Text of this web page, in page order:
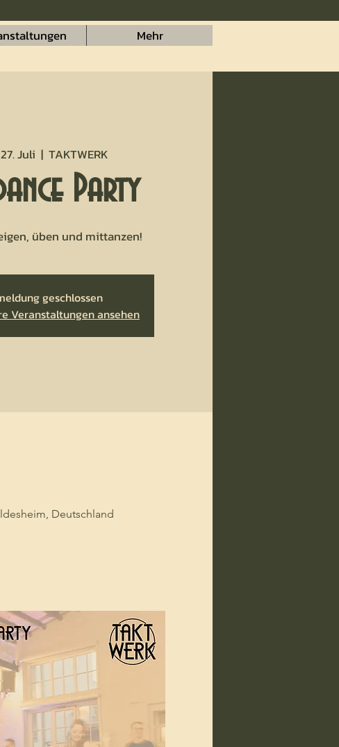
Mehr
Juli
  |
TAKTWERK
Party
üben und mittanzen!
geschlossen
Veranstaltungen ansehen
Deutschland